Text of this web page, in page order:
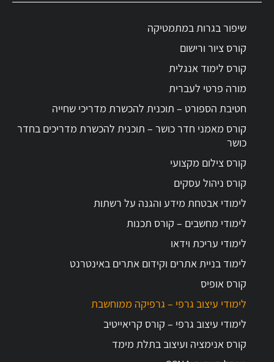
שיפור בגרות במתמטיקה
קורס ציור ורישום
קורס לימוד אנגלית
מורה פרטי לעברית
חטיבת הספורט – תוכנית להכשרת מדריכי שחייה
קורס מאמני חדר כושר – תוכנית להכשרת מדריכים בחדר
כושר
קורס צילום מקצועי
קורס ניהול עסקים
לימודי אבטחת מידע והגנה על רשתות
לימודי מחשבים – קורס תכנות
לימודי עריכת וידאו
לימוד בניית אתרים וקידום אתרים באינטרנט
קורס אופיס
לימודי עיצוב גרפי – גרפיקה ממוחשבת
לימודי עיצוב גרפי – קורס קריאייטיב
קורס אנימציה ועיצוב בתלת מימד